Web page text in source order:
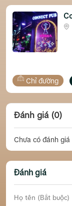
Chỉ đường
Đánh giá (0)
Chưa có đánh giá
Đánh giá